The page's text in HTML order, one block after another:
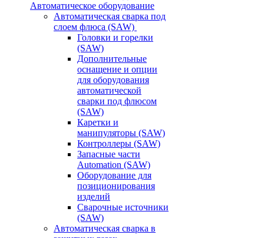
Автоматическое оборудование
Автоматическая сварка под
слоем флюса (SAW)
Головки и горелки
(SAW)
Дополнительные
оснащение и опции
для оборудования
автоматической
сварки под флюсом
(SAW)
Каретки и
манипуляторы (SAW)
Контроллеры (SAW)
Запасные части
Automation (SAW)
Оборудование для
позиционирования
изделий
Сварочные источники
(SAW)
Автоматическая сварка в